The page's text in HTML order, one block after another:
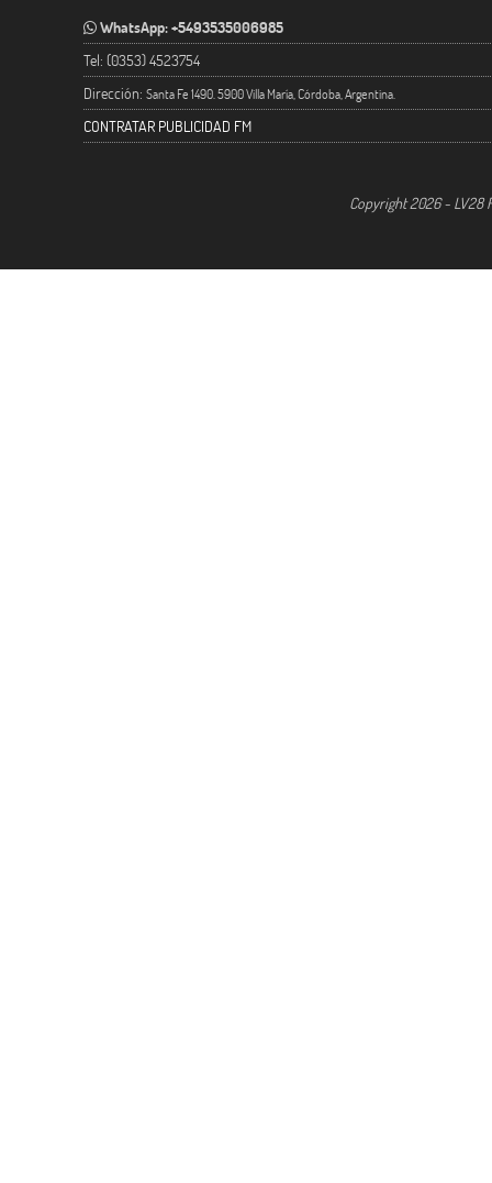
WhatsApp: +5493535006985
Tel: (0353) 4523754
Dirección: Santa Fe 1490. 5900 Villa María, Córdoba, Argentina.
CONTRATAR PUBLICIDAD FM
Copyright 2026 - LV28